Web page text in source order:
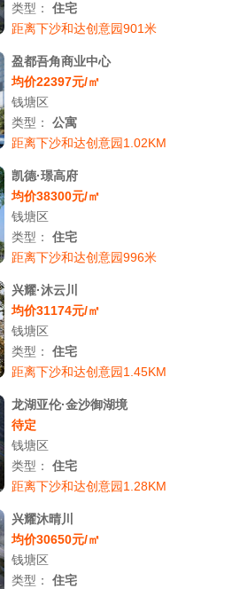
类型：住宅
距离下沙和达创意园901米
盈都吾角商业中心
均价22397元/㎡
钱塘区
类型：公寓
距离下沙和达创意园1.02KM
凯德·璟高府
均价38300元/㎡
钱塘区
类型：住宅
距离下沙和达创意园996米
兴耀·沐云川
均价31174元/㎡
钱塘区
类型：住宅
距离下沙和达创意园1.45KM
龙湖亚伦·金沙御湖境
待定
钱塘区
类型：住宅
距离下沙和达创意园1.28KM
兴耀沐晴川
均价30650元/㎡
钱塘区
类型：住宅